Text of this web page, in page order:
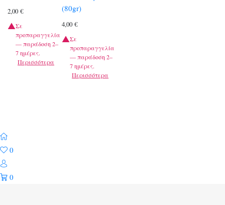
2,00 €
Σε
προπαραγγελία
— παράδοση 2–
7 ημέρες.
Περισσότερα
(80gr)
4,00€
Σε
προπαραγγελία
— παράδοση 2–
7 ημέρες.
Περισσότερα
0
0